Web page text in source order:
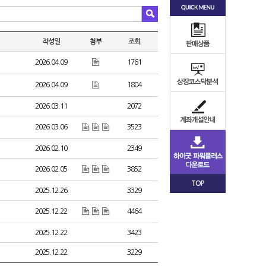
작성일 첨부 조회
2026.04.09 1761
2026.04.09 1804
2026.03.11 2072
2026.03.06 3523
2026.02.10 2349
2026.02.05 3852
2025.12.26 3329
2025.12.22 4464
2025.12.22 3423
2025.12.22 3229
TOP